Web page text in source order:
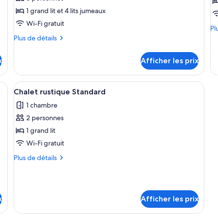
type
de
chambre :
Suite
chambres,
non-
fumeur,
cuisine
(Motel)
1 grand lit et 4 lits jumeaux
Wi-Fi gratuit
Plus de détails
Plus
Suite
Standard,
2
non-
fumeur,
(Motel)
Afficher les prix
lits superposés, un bureau et un radiateur.
Afficher
toutes
les
photos
pour
ce
type
Standard
Chalet rustique Standard | Espace
4
Chalet rustique Standard
1 chambre
2 personnes
1 grand lit
Wi-Fi gratuit
Plus de détails
Plus
Standard
Afficher les prix